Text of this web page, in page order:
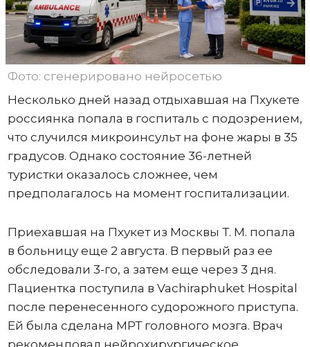
Фото: сгенерировано нейросетью
Несколько дней назад отдыхавшая на Пхукете
россиянка попала в госпиталь с подозрением,
что случился микроинсульт на фоне жары в 35
градусов. Однако состояние 36-летней
туристки оказалось сложнее, чем
предполагалось на момент госпитализации.
Приехавшая на Пхукет из Москвы Т. М. попала
в больницу еще 2 августа. В первый раз ее
обследовали 3-го, а затем еще через 3 дня.
Пациентка поступила в Vachiraphuket Hospital
после перенесенного судорожного приступа.
Ей была сделана МРТ головного мозга. Врач
рекомендовал нейрохирургическое